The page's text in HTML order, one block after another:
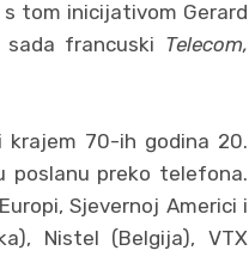
s tom inicijativom Gerard
francuski Telecom,
70-ih godina 20.
poslanu preko telefona.
Sjevernoj Americi i
Nistel (Belgija), VTX